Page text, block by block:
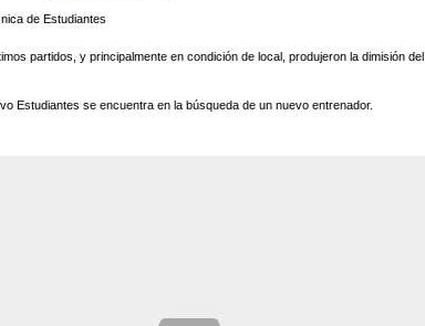
de Estudiantes
partidos, y principalmente en condición de local, produjeron la dimisión del
Estudiantes se encuentra en la búsqueda de un nuevo entrenador.